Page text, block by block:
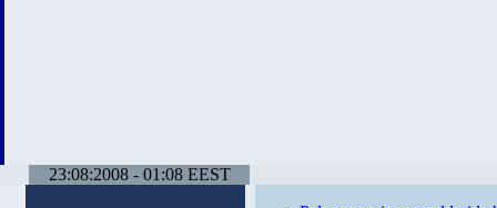
23:08:2008 - 01:08 EEST